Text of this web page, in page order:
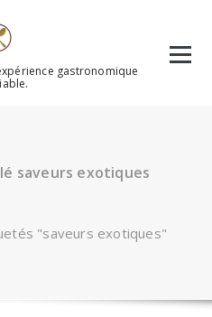
gastronomique
saveurs exotiques
"saveurs exotiques"